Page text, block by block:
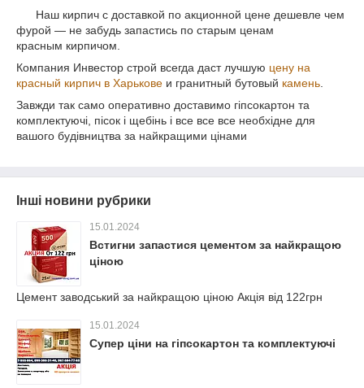
Наш кирпич с доставкой по акционной цене дешевле чем
фурой ― не забудь запастись по старым ценам
красным кирпичом.
Компания Инвестор строй всегда даст лучшую цену на
красный кирпич в Харькове и гранитный бутовый камень
Завжди так само оперативно доставимо гіпсокартон та
комплектуючі, пісок і щебінь і все все все необхідне для
вашого будівництва за найкращими цінами
Інші новини рубрики
15.01.2024
Встигни запастися цементом за найкращою
ціною
Цемент заводський за найкращою ціною Акція від 122грн
15.01.2024
Супер ціни на гіпсокартон та комплектуючі